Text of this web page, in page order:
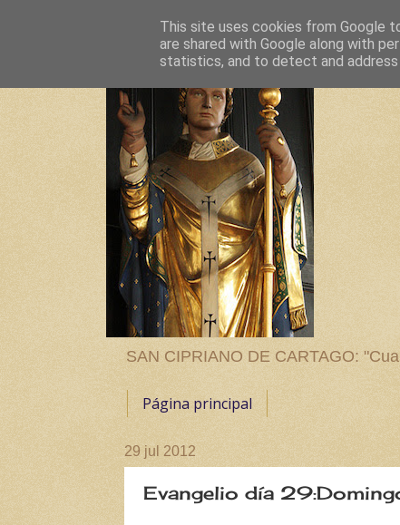
SAN CIPRIANO DE CARTAGO:
Página principal
29 jul 2012
Evangelio día
This site uses cookies from Google
are shared with Google along with
statistics, and to detect and address